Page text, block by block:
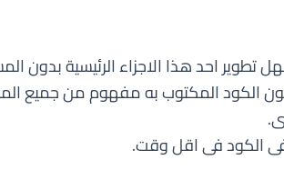
احد هذا الاجزاء الرئيسية بدون
الكود المكتوب به مفهوم من جميع
الكود فى اقل وقت.